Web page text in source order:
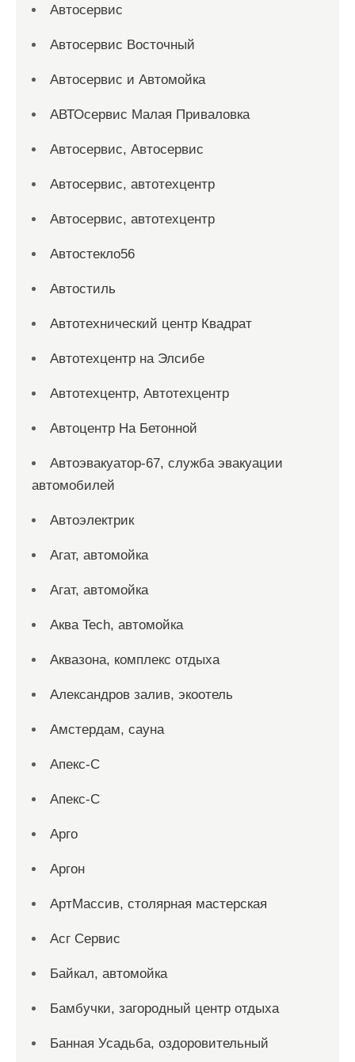
Автосервис
Автосервис Восточный
Автосервис и Автомойка
АВТОсервис Малая Приваловка
Автосервис, Автосервис
Автосервис, автотехцентр
Автосервис, автотехцентр
Автостекло56
Автостиль
Автотехнический центр Квадрат
Автотехцентр на Элсибе
Автотехцентр, Автотехцентр
Автоцентр На Бетонной
Автоэвакуатор-67, служба эвакуации
автомобилей
Автоэлектрик
Агат, автомойка
Агат, автомойка
Аква Tech, автомойка
Аквазона, комплекс отдыха
Александров залив, экоотель
Амстердам, сауна
Апекс-С
Апекс-С
Арго
Аргон
АртМассив, столярная мастерская
Асг Сервис
Байкал, автомойка
Бамбучки, загородный центр отдыха
Банная Усадьба, оздоровительный